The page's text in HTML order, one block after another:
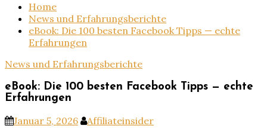
Home
News und Erfahrungsberichte
eBook: Die 100 besten Facebook Tipps — echte
Erfahrungen
News und Erfahrungsberichte
eBook: Die 100 besten Facebook Tipps — echte
Erfahrungen
Januar 5, 2026 Affiliateinsider